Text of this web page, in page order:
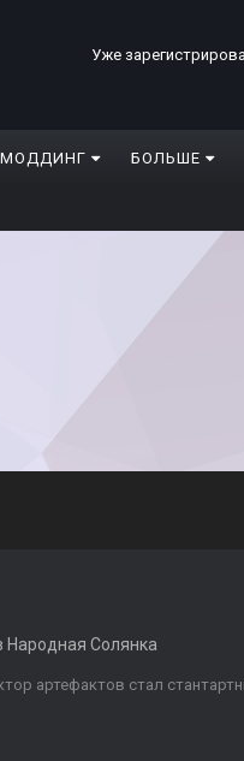
Уже
МОДДИНГ БОЛЬШЕ
Народная Солянка
артефактов стал